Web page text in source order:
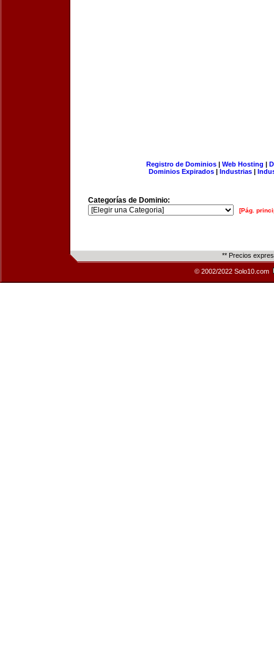
Registro de Dominios| Web Hosting |
Dominios Expirados | Industrias |
Categorías de Dominio:
[Pág.
** Precios
© 2002/2022 Solo10.com